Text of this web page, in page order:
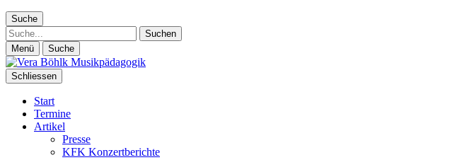
Suche
Suche
Menü Suche
Schliessen
Start
Termine
Artikel
Presse
KFK Konzertberichte